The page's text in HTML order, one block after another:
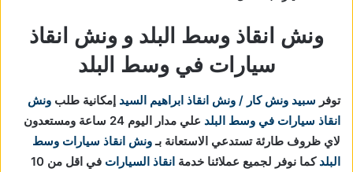
ونش انقاذ وسط البلد و ونش انقاذ
سيارات في وسط البلد
توفر سبيد ونش كار / ونش انقاذ ابراهيم السيد إمكانية طلب ونش
انقاذ سيارات في وسط البلد
علي مدار اليوم 24 ساعة ومستعدون
لاي ظروف طارئة تستدعي الاستعانة بـونش انقاذ سيارات وسط
البلد كما نوفر لجميع عملائنا خدمة انقاذ السيارات
في اقل من 10